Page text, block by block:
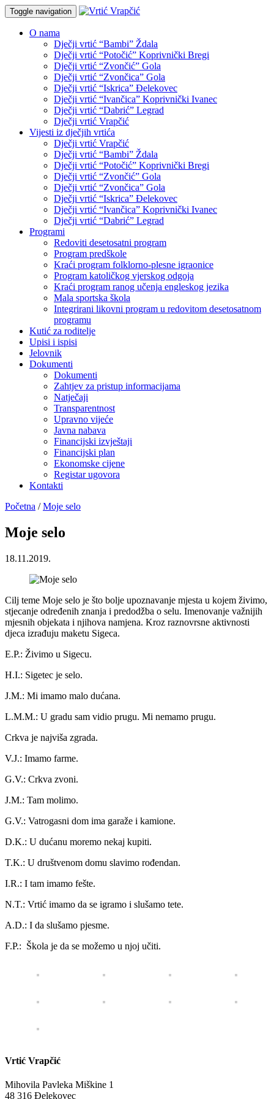
Toggle navigation
O nama
Dječji vrtić “Bambi” Ždala
Dječji vrtić “Potočić” Koprivnički Bregi
Dječji vrtić “Zvončić” Gola
Dječji vrtić “Zvončica” Gola
Dječji vrtić “Iskrica” Đelekovec
Dječji vrtić “Ivančica” Koprivnički Ivanec
Dječji vrtić “Dabrić” Legrad
Dječji vrtić Vrapčić
Vijesti iz dječjih vrtića
Dječji vrtić Vrapčić
Dječji vrtić “Bambi” Ždala
Dječji vrtić “Potočić” Koprivnički Bregi
Dječji vrtić “Zvončić” Gola
Dječji vrtić “Zvončica” Gola
Dječji vrtić “Iskrica” Đelekovec
Dječji vrtić “Ivančica” Koprivnički Ivanec
Dječji vrtić “Dabrić” Legrad
Programi
Redoviti desetosatni program
Program predškole
Kraći program folklorno-plesne igraonice
Program katoličkog vjerskog odgoja
Kraći program ranog učenja engleskog jezika
Mala sportska škola
Integrirani likovni program u redovitom desetosatnom
programu
Kutić za roditelje
Upisi i ispisi
Jelovnik
Dokumenti
Dokumenti
Zahtjev za pristup informacijama
Natječaji
Transparentnost
Upravno vijeće
Javna nabava
Financijski izvještaji
Financijski plan
Ekonomske cijene
Registar ugovora
Kontakti
Početna / Moje selo
Moje selo
18.11.2019.
Cilj teme Moje selo je što bolje upoznavanje mjesta u kojem živimo,
stjecanje određenih znanja i predodžba o selu. Imenovanje važnijih
mjesnih objekata i njihova namjena. Kroz raznovrsne aktivnosti
djeca izrađuju maketu Sigeca.
E.P.: Živimo u Sigecu.
H.I.: Sigetec je selo.
J.M.: Mi imamo malo dućana.
L.M.M.: U gradu sam vidio prugu. Mi nemamo prugu.
Crkva je najviša zgrada.
V.J.: Imamo farme.
G.V.: Crkva zvoni.
J.M.: Tam molimo.
G.V.: Vatrogasni dom ima garaže i kamione.
D.K.: U dućanu moremo nekaj kupiti.
T.K.: U društvenom domu slavimo rođendan.
I.R.: I tam imamo fešte.
N.T.: Vrtić imamo da se igramo i slušamo tete.
A.D.: I da slušamo pjesme.
F.P.: Škola je da se možemo u njoj učiti.
Vrtić Vrapčić
Mihovila Pavleka Miškine 1
48 316 Đelekovec